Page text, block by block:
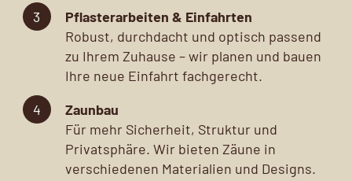
Pflasterarbeiten & Einfahrten
Robust, durchdacht und optisch passend
zu Ihrem Zuhause – wir planen und bauen
Ihre neue Einfahrt fachgerecht.
Zaunbau
Für mehr Sicherheit, Struktur und
Privatsphäre. Wir bieten Zäune in
verschiedenen Materialien und Designs.